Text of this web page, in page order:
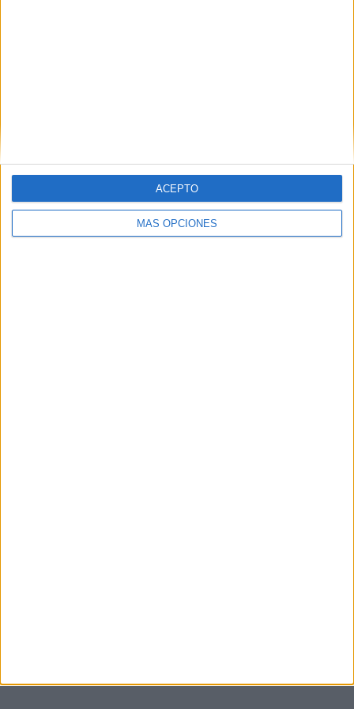
MÁS OPCIONES
ACEPTO
Refugios climáticos
Domingo 9 de agosto de 2026
HACE 2 HORAS